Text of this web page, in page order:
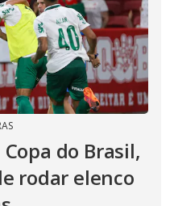
do Brasil,
rodar elenco